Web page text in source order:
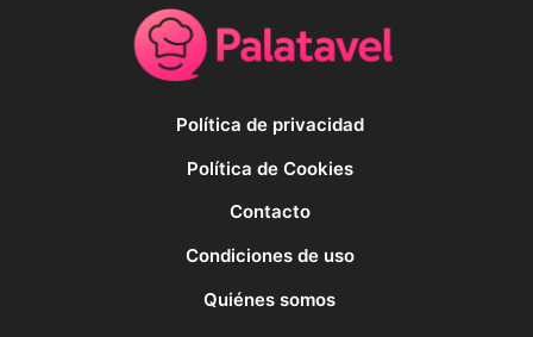
Política de privacidad
Política de Cookies
Contacto
Condiciones de uso
Quiénes somos